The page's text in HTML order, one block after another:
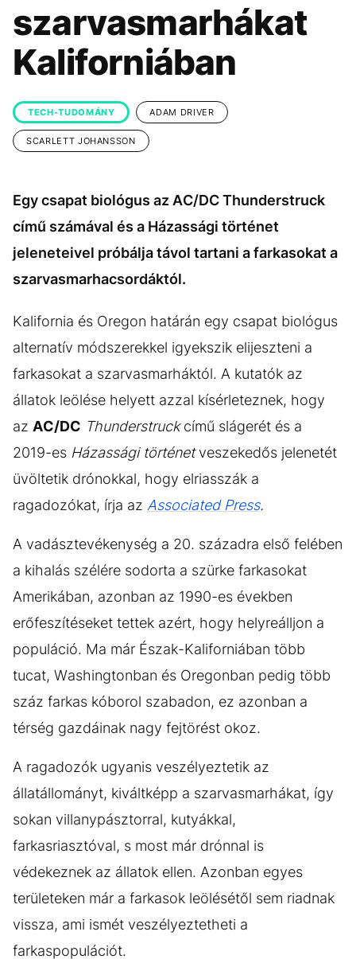
ÉLETMÓD DESIGN
BESZÉLGETÉSEK ARCOK
VIDEÓ TÖRTÉNETEK
GASZTRO
szarvasmarhákat
Kaliforniában
TECH-TUDOMÁNY ADAM DRIVER
SCARLETT JOHANSSON
Egy csapat biológus az AC/DC Thunderstruck
című számával és a Házassági történet
jeleneteivel próbálja távol tartani a farkasokat a
szarvasmarhacsordáktól.
Kalifornia és Oregon határán egy csapat biológus
alternatív módszerekkel igyekszik elijeszteni a
farkasokat a szarvasmarháktól. A kutatók az
állatok leölése helyett azzal kísérleteznek, hogy
az AC/DC Thunderstruckcímű slágerét és a
2019-es Házassági történetveszekedős jelenetét
üvöltetik drónokkal, hogy elriasszák a
ragadozókat, írja az Associated Press.
A vadásztevékenység a 20. századra első felében
a kihalás szélére sodorta a szürke farkasokat
Amerikában, azonban az 1990-es években
erőfeszítéseket tettek azért, hogy helyreálljon a
populáció. Ma már Észak-Kaliforniában több
tucat, Washingtonban és Oregonban pedig több
száz farkas kóborol szabadon, ez azonban a
térség gazdáinak nagy fejtörést okoz.
A ragadozók ugyanis veszélyeztetik az
állatállományt, kiváltképp a szarvasmarhákat, így
sokan villanypásztorral, kutyákkal,
farkasriasztóval, s most már drónnal is
védekeznek az állatok ellen. Azonban egyes
területeken már a farkasok leölésétől sem riadnak
vissza, ami ismét veszélyeztetheti a
farkaspopulációt.